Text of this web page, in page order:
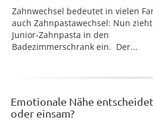
Zahnwechsel bedeutet in vielen
auch Zahnpastawechsel: Nun
Junior-Zahnpasta in den
Badezimmerschrank ein. Der...
Emotionale Nähe
oder einsam?